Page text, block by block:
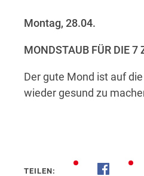
Montag, 28.04.
MONDSTAUB FÜR DIE 7
Der gute Mond ist auf
wieder gesund zu
TEILEN: